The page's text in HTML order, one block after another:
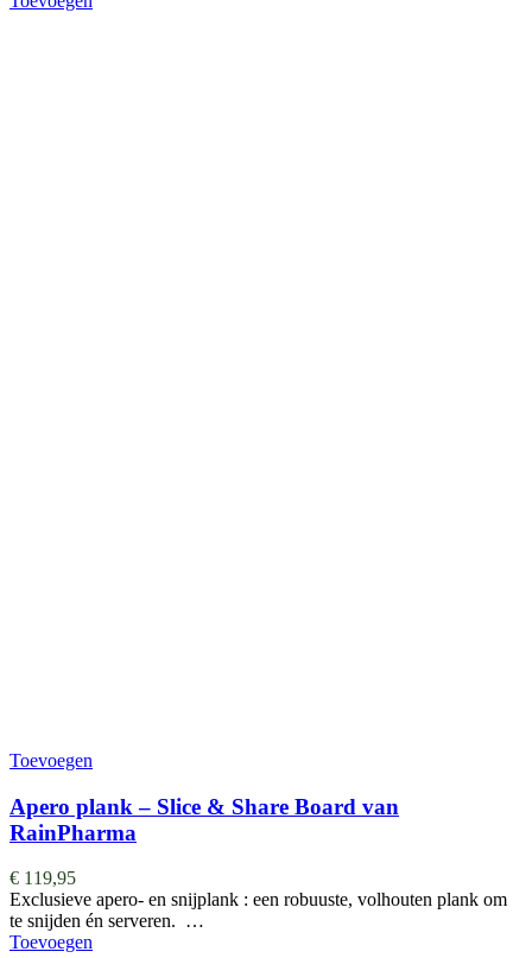
Toevoegen
Apero plank – Slice & Share Board van
RainPharma
€ 119,95
Exclusieve apero- en snijplank : een robuuste, volhouten plank om
te snijden én serveren. …
Toevoegen